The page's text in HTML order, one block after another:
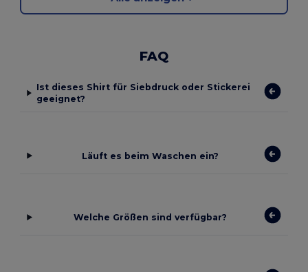
FAQ
Ist dieses Shirt für Siebdruck oder Stickerei
geeignet?
Läuft es beim Waschen ein?
Welche Größen sind verfügbar?